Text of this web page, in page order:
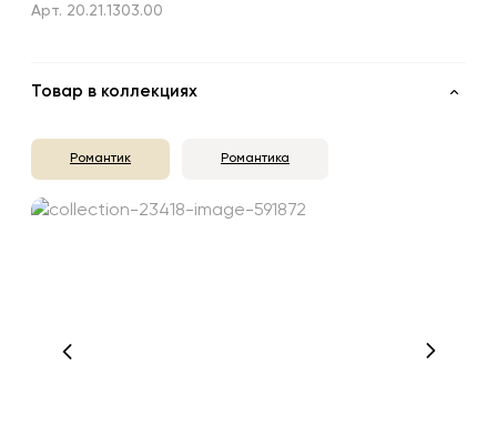
Арт. 20.21.1303.00
Товар в коллекциях
Романтик Романтика